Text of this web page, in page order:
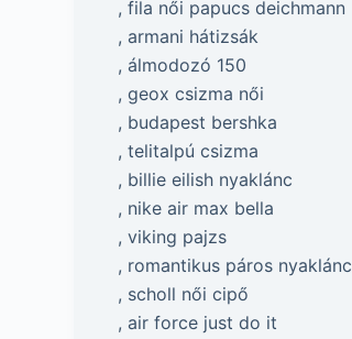
, fila női papucs deichmann
, armani hátizsák
, álmodozó 150
, geox csizma női
, budapest bershka
, telitalpú csizma
, billie eilish nyaklánc
, nike air max bella
, viking pajzs
, romantikus páros nyaklánc
, scholl női cipő
, air force just do it